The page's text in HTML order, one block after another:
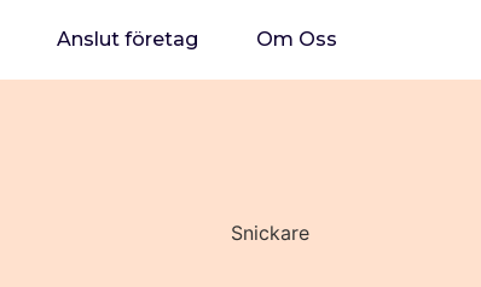
Anslut företag Om Oss